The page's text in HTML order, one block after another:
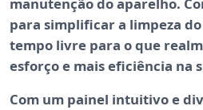
manutenção do aparelho.
para simplificar a limpeza
tempo livre para o que
esforço e mais eficiência na
Com um painel intuitivo e